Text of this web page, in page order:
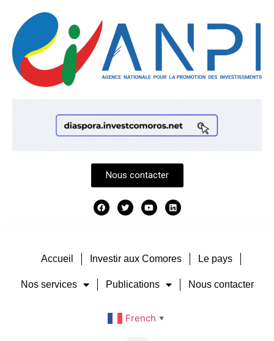
Nous contacter
Accueil Investir aux Comores Le pays
Nos services Publications Nous contacter
French ▼